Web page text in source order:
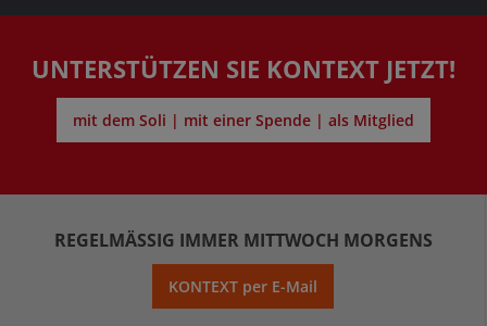
UNTERSTÜTZEN SIE KONTEXT JETZT!
mit dem Soli | mit einer Spende | als Mitglied
REGELMÄSSIG IMMER MITTWOCH MORGENS
KONTEXT per E-Mail